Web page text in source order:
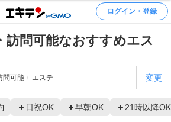
ログイン・登録
訪問可能なおすすめエス
問可能 エステ 変更
日祝OK 早朝OK 21時以降OK